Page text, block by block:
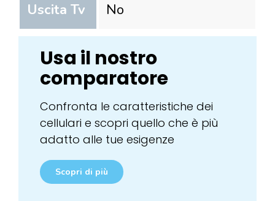
Uscita Tv No
Usa il nostro
comparatore
Confronta le caratteristiche dei
cellulari e scopri quello che è più
adatto alle tue esigenze
Scopri di più